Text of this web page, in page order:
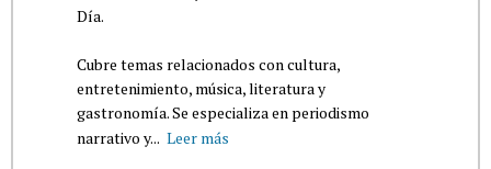
Día.
Cubre temas relacionados con cultura,
entretenimiento, música, literatura y
gastronomía. Se especializa en periodismo
narrativo y... Leer más